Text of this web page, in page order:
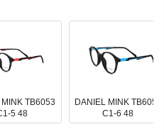
TB6053
5 48
DANIEL MINK TB6053
C1-6 48